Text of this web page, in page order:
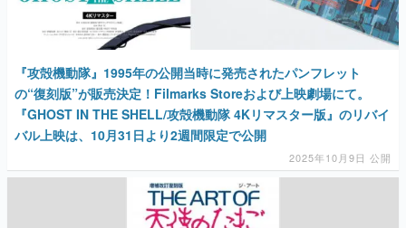
『攻殻機動隊』1995年の公開当時に発売されたパンフレット
の“復刻版”が販売決定！Filmarks Storeおよび上映劇場にて。
『GHOST IN THE SHELL/攻殻機動隊 4Kリマスター版』のリバイ
バル上映は、10月31日より2週間限定で公開
2025年10月9日 公開